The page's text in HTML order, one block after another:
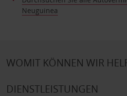
Neuguinea
WOMIT KÖNNEN WIR
DIENSTLEISTUNGEN